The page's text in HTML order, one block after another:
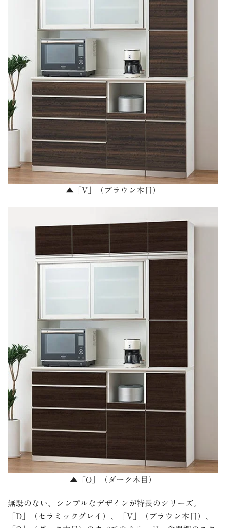
▲「V」（ブラウン木目）
▲「O」（ダーク木目）
無駄のない、シンプルなデザインが特長のシリーズ。
「D」（セラミックグレイ）、「V」（ブラウン木目）、